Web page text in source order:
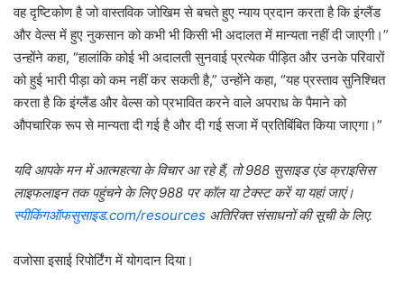
वह दृष्टिकोण है जो वास्तविक जोखिम से बचते हुए न्याय प्रदान करता है कि इंग्लैंड
और वेल्स में हुए नुकसान को कभी भी किसी भी अदालत में मान्यता नहीं दी जाएगी।”
उन्होंने कहा, “हालांकि कोई भी अदालती सुनवाई प्रत्येक पीड़ित और उनके परिवारों
को हुई भारी पीड़ा को कम नहीं कर सकती है,” उन्होंने कहा, “यह प्रस्ताव सुनिश्चित
करता है कि इंग्लैंड और वेल्स को प्रभावित करने वाले अपराध के पैमाने को
औपचारिक रूप से मान्यता दी गई है और दी गई सजा में प्रतिबिंबित किया जाएगा।”
यदि आपके मन में आत्महत्या के विचार आ रहे हैं, तो 988 सुसाइड एंड क्राइसिस
लाइफलाइन तक पहुंचने के लिए 988 पर कॉल या टेक्स्ट करें या यहां जाएं।
स्पीकिंगऑफसुसाइड.com/resources अतिरिक्त संसाधनों की सूची के लिए.
वजोसा इसाई रिपोर्टिंग में योगदान दिया।